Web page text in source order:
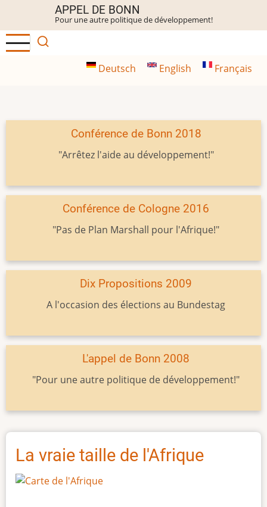
contenu
principal
APPEL DE BONN
Pour une autre politique de développement!
Deutsch English Français
Conférence de Bonn 2018
"Arrêtez l'aide au développement!"
Conférence de Cologne 2016
"Pas de Plan Marshall pour l'Afrique!"
Dix Propositions 2009
A l'occasion des élections au Bundestag
L'appel de Bonn 2008
"Pour une autre politique de développement!"
La vraie taille de l'Afrique